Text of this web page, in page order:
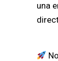
una